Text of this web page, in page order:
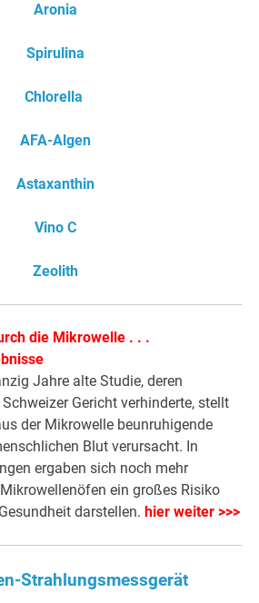
Aronia
Spirulina
Chlorella
AFA-Algen
Astaxanthin
Vino C
Zeolith
die Mikrowelle . . .
Jahre alte Studie, deren
Gericht verhinderte, stellt
der Mikrowelle beunruhigende
Blut verursacht. In
ergaben sich noch mehr
ein großes Risiko
darstellen. hier weiter >>>
Strahlungsmessgerät